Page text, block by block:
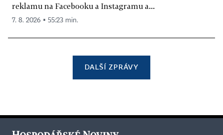
reklamu na Facebooku a Instagramu a...
7. 8. 2026 ▪ 55:23 min.
DALŠÍ ZPRÁVY